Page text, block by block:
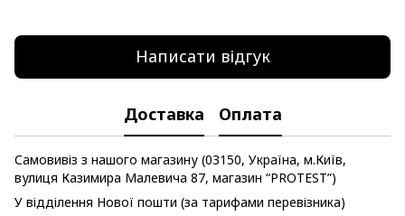
Написати відгук
Доставка Оплата
Самовивіз з нашого магазину (03150, Україна, м.Київ,
вулиця Казимира Малевича 87, магазин “PROTEST”)
У відділення Нової пошти (за тарифами перевізника)